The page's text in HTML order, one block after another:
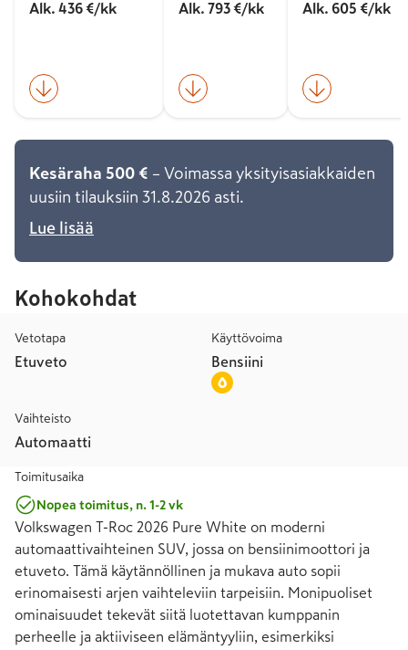
Alk. 436 €/kk
Alk. 793 €/kk
Alk. 605 €/kk
Kesäraha 500 € – Voimassa yksityisasiakkaiden
uusiin tilauksiin 31.8.2026 asti.
Lue lisää
Kohokohdat
Vetotapa
Etuveto
Käyttövoima
Bensiini
Vaihteisto
Automaatti
Toimitusaika
Nopea toimitus, n. 1-2 vk
Volkswagen T-Roc 2026 Pure White on moderni
automaattivaihteinen SUV, jossa on bensiinimoottori ja
etuveto. Tämä käytännöllinen ja mukava auto sopii
erinomaisesti arjen vaihteleviin tarpeisiin. Monipuoliset
ominaisuudet tekevät siitä luotettavan kumppanin
perheelle ja aktiiviseen elämäntyyliin, esimerkiksi